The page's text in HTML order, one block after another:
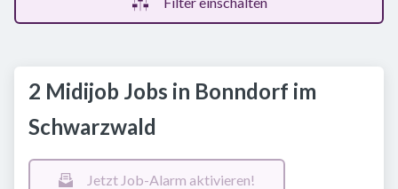
2 Midijob Jobs in Bonndorf im
Schwarzwald
Jetzt Job-Alarm aktivieren!